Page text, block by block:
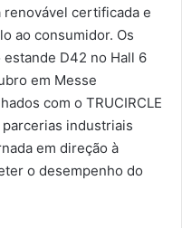
certificada e
ao consumidor. Os
D42 no Hall 6
em Messe
com o TRUCIRCLE
industriais
em direção à
o desempenho do